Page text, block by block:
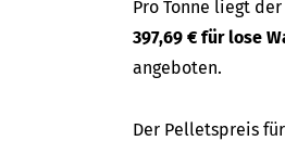
Pro Tonne liegt
397,69 € für lose
angeboten.
Der Pelletspreis